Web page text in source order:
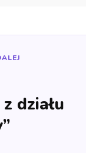
działu